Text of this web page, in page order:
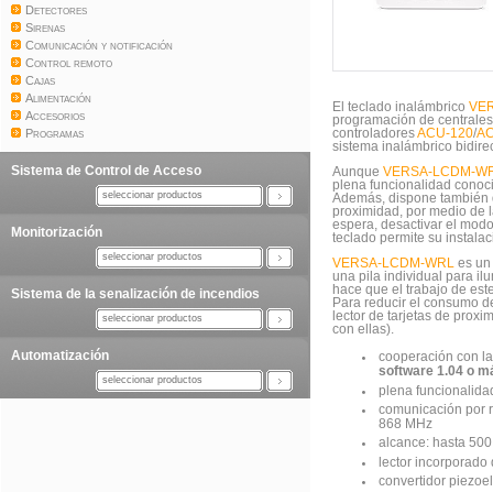
Detectores
Sirenas
Comunicación y notificación
Control remoto
Cajas
Alimentación
Accesorios
Programas
Sistema de Control de Acceso
seleccionar productos
Monitorización
seleccionar productos
Sistema de la senalización de incendios
seleccionar productos
Automatización
seleccionar productos
El teclado inalámbrico
programación de
controladoresACU-120/
sistema inalámbrico
Aunque VERSA-LCDM-
plena funcionalidad
Además, dispone
proximidad, por medio de
espera, desactivar el
teclado permite su
VERSA-LCDM-WRL
es
una pila individual para
hace que el trabajo de
Para reducir el consumo
lector de tarjetas de
con ellas).
cooperación con
software 1.04 o
plena
comunicación por
868 MHz
alcance: hasta
lector
convertidor